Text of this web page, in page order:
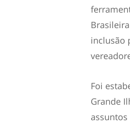
inclusão
Foi
Grande